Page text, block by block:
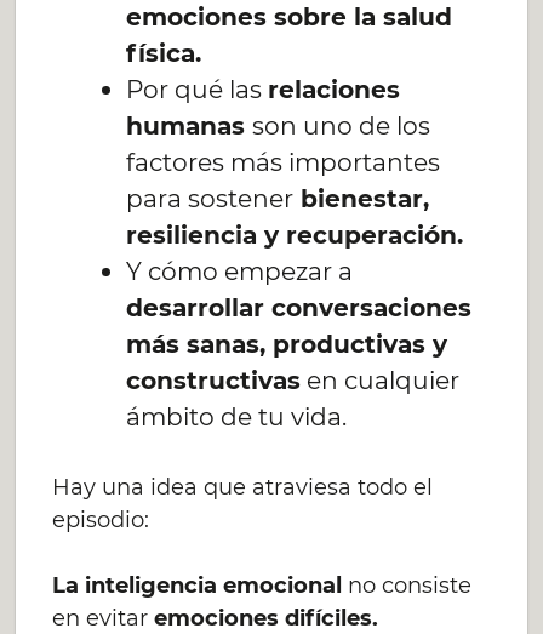
emociones sobre la salud
física.
Por qué las relaciones
humanas son uno de los
factores más importantes
para sostenerbienestar,
resiliencia y recuperación.
Y cómo empezar a
desarrollar conversaciones
más sanas, productivas y
constructivasen cualquier
ámbito de tu vida.
Hay una idea que atraviesa todo el
episodio:
La inteligencia emocional no consiste
en evitaremociones difíciles.